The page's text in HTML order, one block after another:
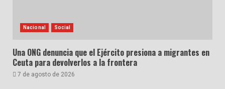
Nacional Social
Una ONG denuncia que el Ejército presiona a migrantes en
Ceuta para devolverlos a la frontera
7 de agosto de 2026